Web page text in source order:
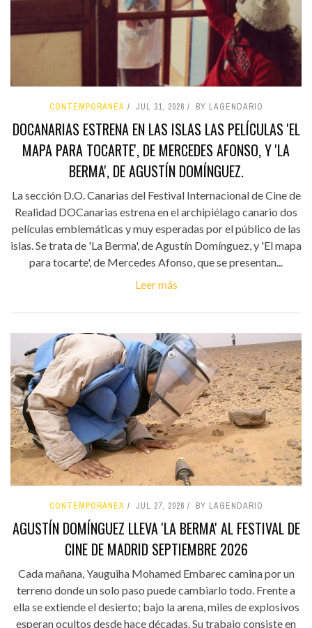
CONTEMPORÁNEA JUL 31, 2026 BY LAGENDARIO
DOCANARIAS ESTRENA EN LAS ISLAS LAS PELÍCULAS 'EL
MAPA PARA TOCARTE', DE MERCEDES AFONSO, Y 'LA
BERMA', DE AGUSTÍN DOMÍNGUEZ.
La sección D.O. Canarias del Festival Internacional de Cine de
Realidad DOCanarias estrena en el archipiélago canario dos
películas emblemáticas y muy esperadas por el público de las
islas. Se trata de 'La Berma', de Agustín Domínguez, y 'El mapa
para tocarte', de Mercedes Afonso, que se presentan...
Leer más
CONTEMPORÁNEA JUL 27, 2026 BY LAGENDARIO
AGUSTÍN DOMÍNGUEZ LLEVA 'LA BERMA' AL FESTIVAL DE
CINE DE MADRID SEPTIEMBRE 2026
Cada mañana, Yauguiha Mohamed Embarec camina por un
terreno donde un solo paso puede cambiarlo todo. Frente a
ella se extiende el desierto; bajo la arena, miles de explosivos
esperan ocultos desde hace décadas. Su trabajo consiste en